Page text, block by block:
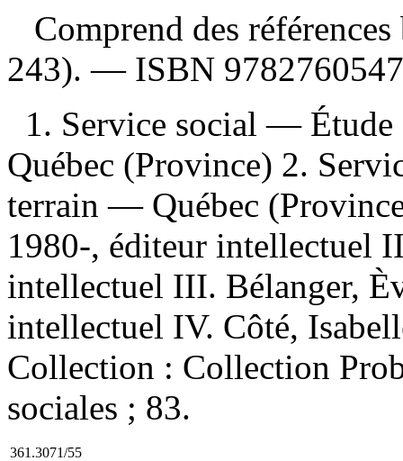
Comprend des
243). — ISBN
1. Service social —
Québec (Province) 2.
terrain — Québec
1980-, éditeur intellectuel
intellectuel III. Bélanger,
intellectuel IV. Côté,
Collection : Collection
sociales ; 83.
361.3071/55